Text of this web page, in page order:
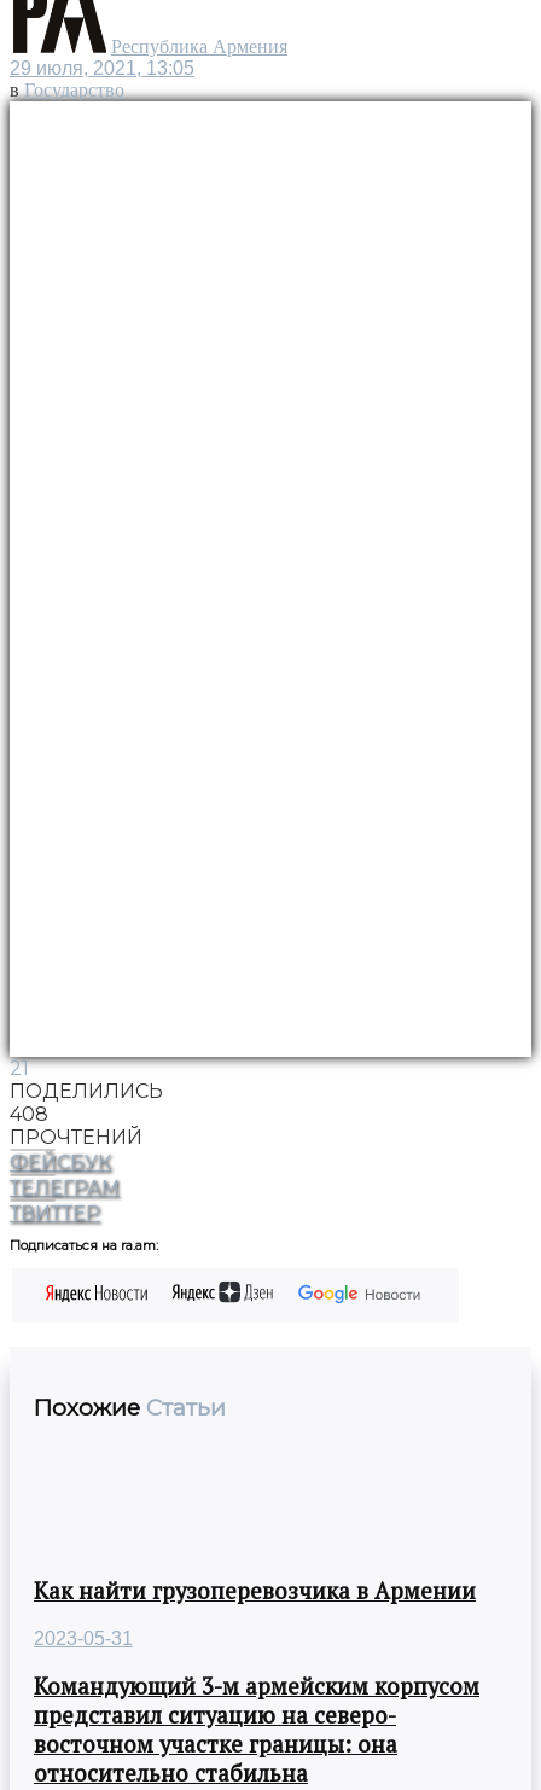
Республика Армения
29 июля, 2021, 13:05
в Государство
21
ПОДЕЛИЛИСЬ
408
ПРОЧТЕНИЙ
ФЕЙСБУК
ТЕЛЕГРАМ
ТВИТТЕР
Подписаться на ra.am:
Похожие Статьи
Как найти грузоперевозчика в Армении
2023-05-31
Командующий 3-м армейским корпусом
представил ситуацию на северо-
восточном участке границы: она
относительно стабильна